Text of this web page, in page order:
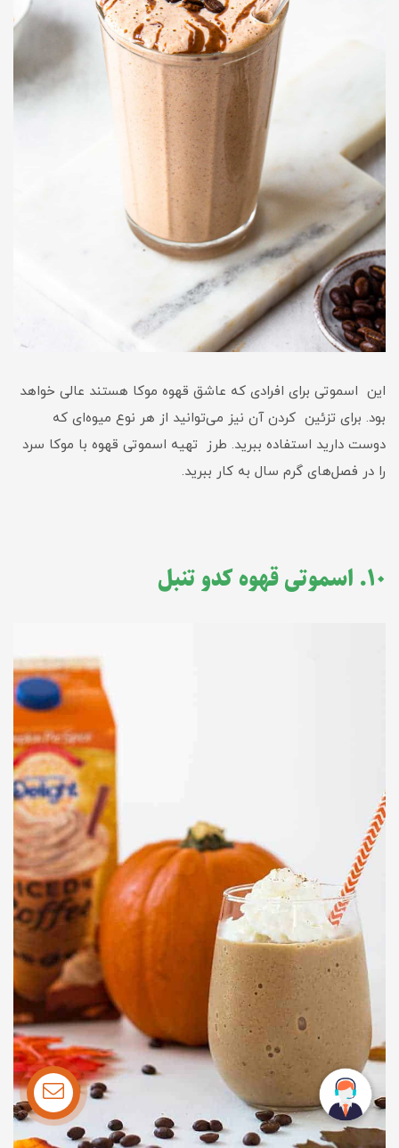
این اسموتی برای افرادی که عاشق قهوه موکا هستند عالی خواهد
بود. برای تزئین کردن آن نیز می‌توانید از هر نوع میوه‌ای که
دوست دارید استفاده ببرید. طرز تهیه اسموتی قهوه با موکا سرد
را در فصل‌های گرم سال به کار ببرید.
۱۰. اسموتی قهوه کدو تنبل
تماس با ما